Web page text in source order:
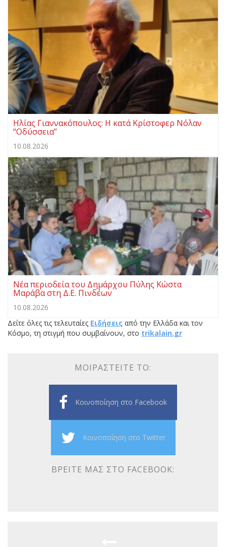
Ηλίας Γιαννακόπουλος: Η κατά Κρίστοφερ Νόλαν
“Oδύσσεια”
10.08.2026
Νέα περιοδεία του Δημάρχου Πύλης Κώστα
Μαράβα στη Δ.Ε. Πινδέων
10.08.2026
Δείτε όλες τις τελευταίες Ειδήσεις από την Ελλάδα και τον
Κόσμο, τη στιγμή που συμβαίνουν, στο trikalain.gr
ΜΟΙΡΑΣΤΕΊΤΕ ΤΟ:
Κοινοποίηση στο Facebook
Κοινοποίηση στο Twitter
ΒΡΕΊΤΕ ΜΑΣ ΣΤΟ FACEBOOK: